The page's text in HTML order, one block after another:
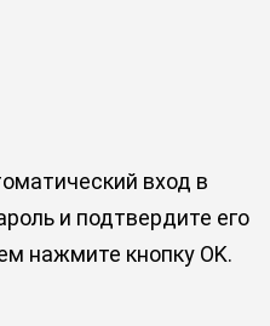
вход в
и подтвердите его
нажмите кнопку OK.